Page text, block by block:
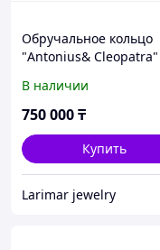
Обручальное кольцо
"Antonius& Cleopatra"
141 )
В наличии
750 000₸
Купить
Larimar jewelry